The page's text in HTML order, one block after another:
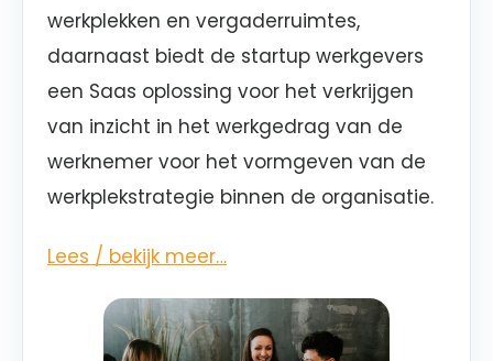
werkplekken en vergaderruimtes,
daarnaast biedt de startup werkgevers
een Saas oplossing voor het verkrijgen
van inzicht in het werkgedrag van de
werknemer voor het vormgeven van de
werkplekstrategie binnen de organisatie.
Lees / bekijk meer…